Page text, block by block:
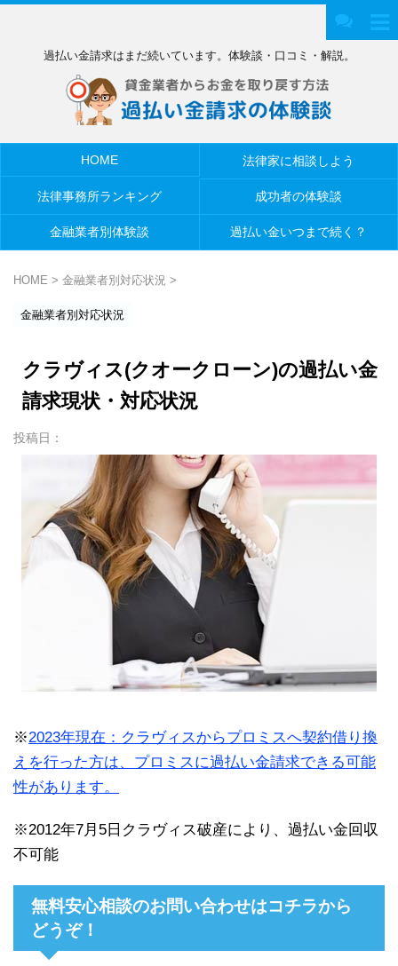
過払い金請求はまだ続いています。体験談・口コミ・解説。
HOME 法律家に相談しよう
法律事務所ランキング 成功者の体験談
金融業者別体験談 過払い金いつまで続く？
HOME > 金融業者別対応状況 >
金融業者別対応状況
クラヴィス(クオークローン)の過払い金
請求現状・対応状況
投稿日：
※2023年現在：クラヴィスからプロミスへ契約借り換
えを行った方は、プロミスに過払い金請求できる可能
性があります。
※2012年7月5日クラヴィス破産により、過払い金回収
不可能
無料安心相談のお問い合わせはコチラから
どうぞ！